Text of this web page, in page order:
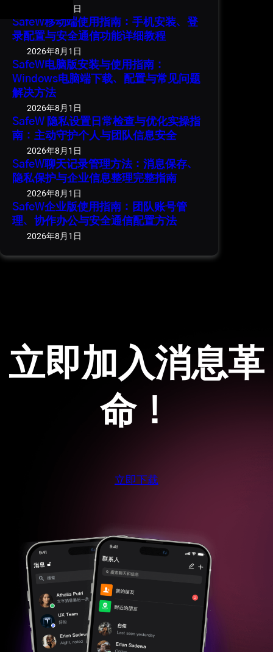
2026年8月1日
SafeW移动端使用指南：手机安装、登
录配置与安全通信功能详细教程
2026年8月1日
SafeW电脑版安装与使用指南：
Windows电脑端下载、配置与常见问题
解决方法
2026年8月1日
SafeW 隐私设置日常检查与优化实操指
南：主动守护个人与团队信息安全
2026年8月1日
SafeW聊天记录管理方法：消息保存、
隐私保护与企业信息整理完整指南
2026年8月1日
SafeW企业版使用指南：团队账号管
理、协作办公与安全通信配置方法
2026年8月1日
立即加入消息革
命！
立即下载